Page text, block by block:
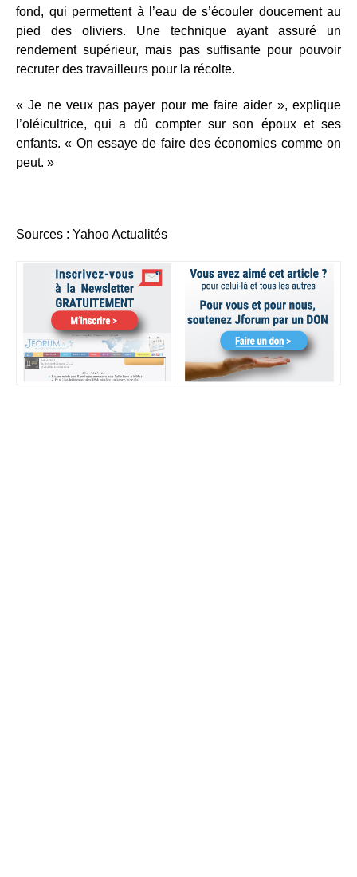
fond, qui permettent à l’eau de s’écouler doucement au
pied des oliviers. Une technique ayant assuré un
rendement supérieur, mais pas suffisante pour pouvoir
recruter des travailleurs pour la récolte.
« Je ne veux pas payer pour me faire aider », explique
l’oléicultrice, qui a dû compter sur son époux et ses
enfants. « On essaye de faire des économies comme on
peut. »
Sources : Yahoo Actualités